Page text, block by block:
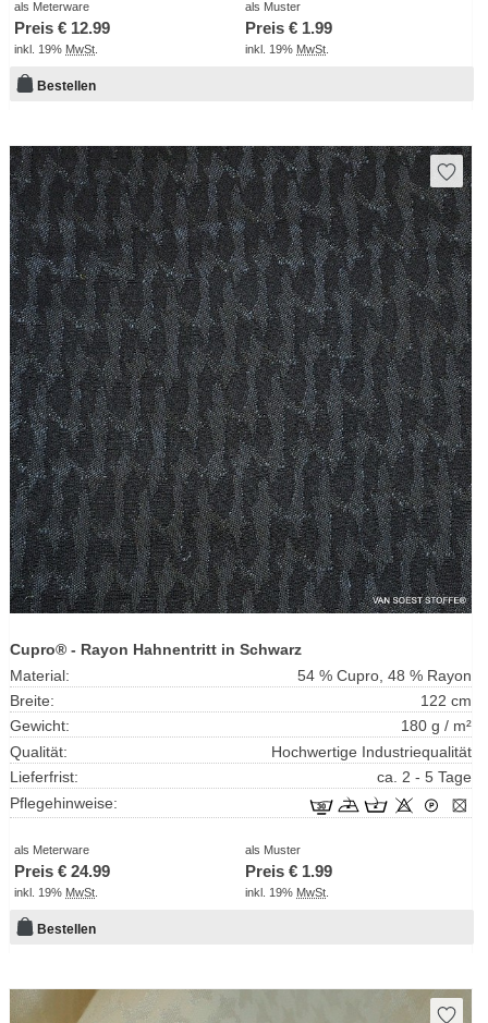
als Meterware
Preis € 12.99
inkl. 19% MwSt
als Muster
Preis € 1.99
inkl. 19% MwSt
Bestellen
Cupro® - Rayon Hahnentritt in Schwarz
Material:
54 % Cupro, 48 % Rayon
Breite:
122 cm
Gewicht:
180 g / m²
Qualität:
Hochwertige Industriequalität
Lieferfrist:
ca. 2 - 5 Tage
Pflegehinweise:
als Meterware
Preis € 24.99
inkl. 19% MwSt
als Muster
Preis € 1.99
inkl. 19% MwSt
Bestellen